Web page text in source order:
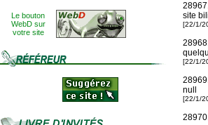
Le bouton
WebD sur
votre site
site
[22/1/
[22/1/
null
[22/1/